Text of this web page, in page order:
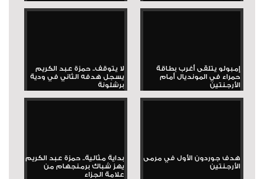
إمبولو يتلقى أغرب بطاقة
حمراء في المونديال أمام
الأرجنتين
لا يتوقف.. حمزة عبد الكريم
يسجل هدفه الثاني في ودية
برشلونة
هدف جوردون الأول في مرمى
الأرجنتين
بداية مثالية.. حمزة عبد الكريم
يهز شباك برمنجهام من
علامة الجزاء